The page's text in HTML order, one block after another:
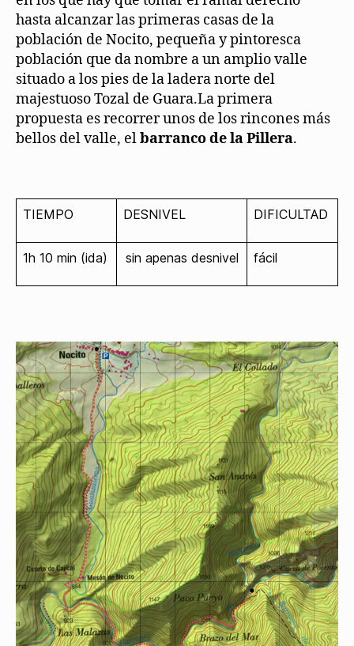
hasta alcanzar las primeras casas de la
población de Nocito, pequeña y pintoresca
población que da nombre a un amplio valle
situado a los pies de la ladera norte del
majestuoso Tozal de Guara.La primera
propuesta es recorrer unos de los rincones más
bellos del valle, elbarranco de la Pillera.
TIEMPO DESNIVEL DIFICULTAD
1h 10 min (ida) sin apenas desnivel fácil